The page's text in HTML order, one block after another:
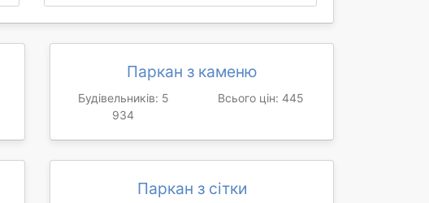
Паркан з каменю
Будівельників: 5
934
Всього цін: 445
Паркан з сітки